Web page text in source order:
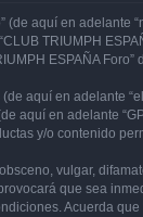
(de aquí en adelante
TRIUMPH
ESPAÑA
aquí en adelante
aquí en adelante
y/o contenido
vulgar,
que sea
Acuerda